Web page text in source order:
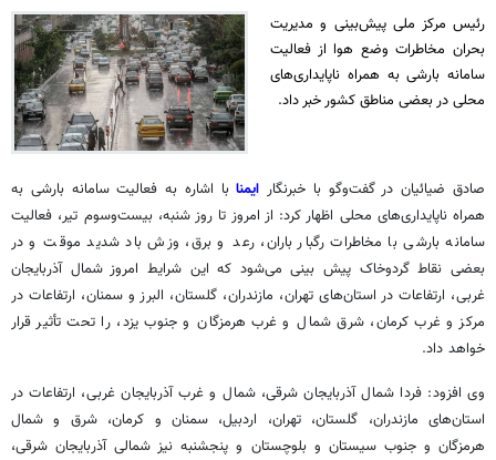
رئیس مرکز ملی پیش‌بینی و مدیریت
بحران مخاطرات وضع هوا از فعالیت
سامانه بارشی به همراه ناپایداری‌های
محلی در بعضی مناطق کشور خبر داد.
صادق ضیائیان در گفت‌وگو با خبرنگار ایمنابا اشاره به فعالیت سامانه بارشی به
همراه ناپایداری‌های محلی اظهار کرد: از امروز تا روز شنبه، بیست‌وسوم تیر، فعالیت
سامانه بارشی با مخاطرات رگبار باران، رعد و برق، وزش باد شدید موقت و در
بعضی نقاط گردوخاک پیش بینیمی‌شود که این شرایط امروز شمال آذربایجان
غربی، ارتفاعات در استان‌های تهران، مازندران، گلستان، البرز و سمنان، ارتفاعات در
مرکز و غرب کرمان، شرق شمال و غرب هرمزگان و جنوب یزد، را تحت تأثیر قرار
خواهد داد.
وی افزود: فردا شمال آذربایجان شرقی، شمال و غرب آذربایجان غربی، ارتفاعات در
استان‌های مازندران، گلستان، تهران، اردبیل، سمنان و کرمان، شرق و شمال
هرمزگان و جنوب سیستان و بلوچستان و پنجشنبه نیز شمالی آذربایجان شرقی،